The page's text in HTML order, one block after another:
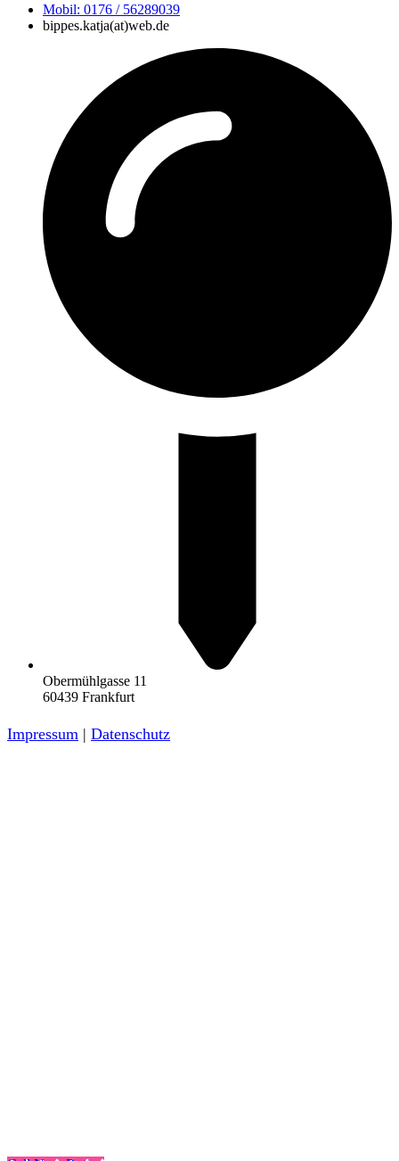
Mobil: 0176 / 56289039
bippes.katja(at)web.de
Obermühlgasse 11
60439 Frankfurt
Impressum | Datenschutz